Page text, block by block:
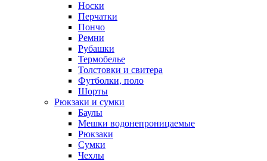
Носки
Перчатки
Пончо
Ремни
Рубашки
Термобелье
Толстовки и свитера
Футболки, поло
Шорты
Рюкзаки и сумки
Баулы
Мешки водонепроницаемые
Рюкзаки
Сумки
Чехлы